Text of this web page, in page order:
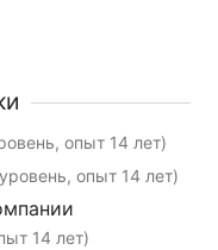
опыт 14 лет)
опыт 14 лет)
14 лет)